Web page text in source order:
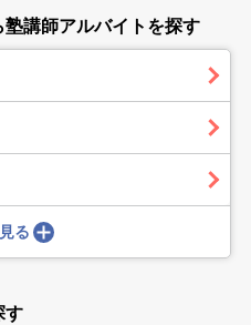
講師アルバイトを探す
る
す